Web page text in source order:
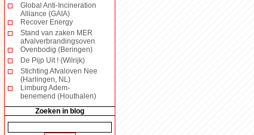
Global Anti-Incineration
Alliance (GAIA)
Recover Energy
Stand van zaken MER
afvalverbrandingsoven
Ovenbodig (Beringen)
De Pijp Uit ! (Wilrijk)
Stichting Afvaloven Nee
(Harlingen, NL)
Limburg Adem-
benemend (Houthalen)
Zoeken in blog